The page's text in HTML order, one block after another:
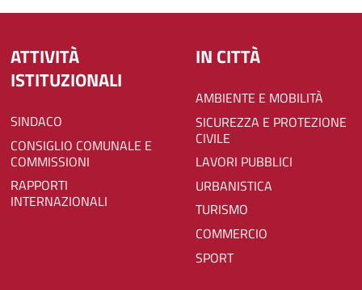
ATTIVITÀ
ISTITUZIONALI
SINDACO
CONSIGLIO COMUNALE E
COMMISSIONI
RAPPORTI
INTERNAZIONALI
IN CITTÀ
AMBIENTE E MOBILITÀ
SICUREZZA E PROTEZIONE
CIVILE
LAVORI PUBBLICI
URBANISTICA
TURISMO
COMMERCIO
SPORT